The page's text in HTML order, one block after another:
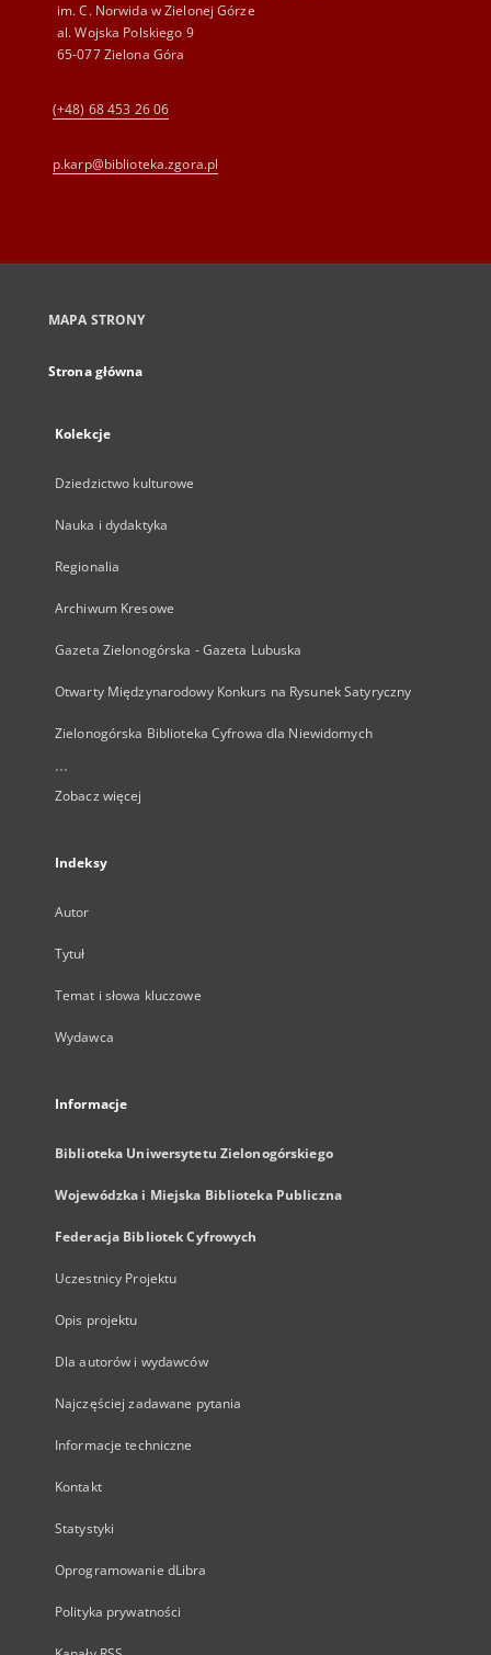
im. C. Norwida w Zielonej Górze
al. Wojska Polskiego 9
65-077 Zielona Góra
(+48) 68 453 26 06
p.karp@biblioteka.zgora.pl
MAPA STRONY
Strona główna
Kolekcje
Dziedzictwo kulturowe
Nauka i dydaktyka
Regionalia
Archiwum Kresowe
Gazeta Zielonogórska - Gazeta Lubuska
Otwarty Międzynarodowy Konkurs na Rysunek Satyryczny
Zielonogórska Biblioteka Cyfrowa dla Niewidomych
...
Zobacz więcej
Indeksy
Autor
Tytuł
Temat i słowa kluczowe
Wydawca
Informacje
Biblioteka Uniwersytetu Zielonogórskiego
Wojewódzka i Miejska Biblioteka Publiczna
Federacja Bibliotek Cyfrowych
Uczestnicy Projektu
Opis projektu
Dla autorów i wydawców
Najczęściej zadawane pytania
Informacje techniczne
Kontakt
Statystyki
Oprogramowanie dLibra
Polityka prywatności